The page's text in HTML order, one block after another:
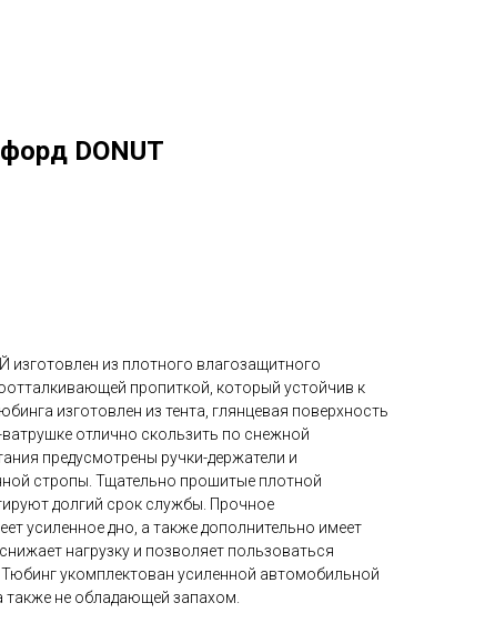
DONUT
из плотного влагозащитного
пропиткой, который устойчив к
изготовлен из тента, глянцевая поверхность
отлично скользить по снежной
предусмотрены ручки-держатели и
стропы. Тщательно прошитые плотной
долгий срок службы. Прочное
усиленное дно, а также дополнительно имеет
нагрузку и позволяет пользоваться
укомплектован усиленной автомобильной
не обладающей запахом.